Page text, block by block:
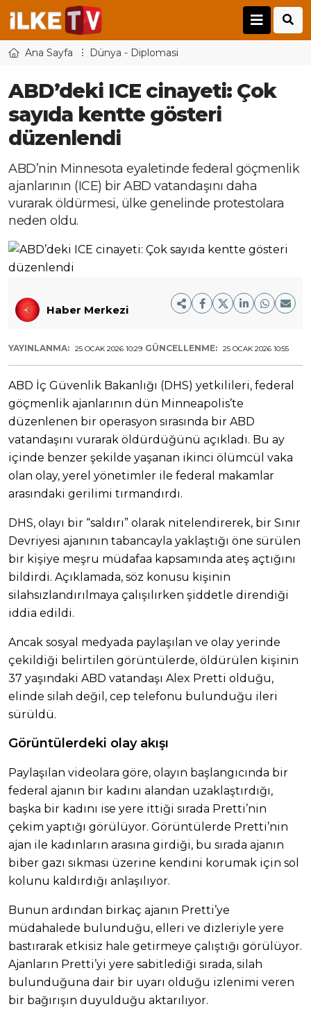
Ana Sayfa Dünya - Diplomasi
ABD’deki ICE cinayeti: Çok
sayıda kentte gösteri
düzenlendi
ABD’nin Minnesota eyaletinde federal göçmenlik
ajanlarının (ICE) bir ABD vatandaşını daha
vurarak öldürmesi, ülke genelinde protestolara
neden oldu.
Haber Merkezi
YAYINLANMA: 25 OCAK 2026 10:29 GÜNCELLENME: 25 OCAK 2026 10:55
ABD İç Güvenlik Bakanlığı (DHS) yetkilileri, federal
göçmenlik ajanlarının dün Minneapolis’te
düzenlenen bir operasyon sırasında bir ABD
vatandaşını vurarak öldürdüğünü açıkladı. Bu ay
içinde benzer şekilde yaşanan ikinci ölümcül vaka
olan olay, yerel yönetimler ile federal makamlar
arasındaki gerilimi tırmandırdı.
DHS, olayı bir “saldırı” olarak nitelendirerek, bir Sınır
Devriyesi ajanının tabancayla yaklaştığı öne sürülen
bir kişiye meşru müdafaa kapsamında ateş açtığını
bildirdi. Açıklamada, söz konusu kişinin
silahsızlandırılmaya çalışılırken şiddetle direndiği
iddia edildi.
Ancak sosyal medyada paylaşılan ve olay yerinde
çekildiği belirtilen görüntülerde, öldürülen kişinin
37 yaşındaki ABD vatandaşı Alex Pretti olduğu,
elinde silah değil, cep telefonu bulunduğu ileri
sürüldü.
Görüntülerdeki olay akışı
Paylaşılan videolara göre, olayın başlangıcında bir
federal ajanın bir kadını alandan uzaklaştırdığı,
başka bir kadını ise yere ittiği sırada Pretti’nin
çekim yaptığı görülüyor. Görüntülerde Pretti’nin
ajan ile kadınların arasına girdiği, bu sırada ajanın
biber gazı sıkması üzerine kendini korumak için sol
kolunu kaldırdığı anlaşılıyor.
Bunun ardından birkaç ajanın Pretti’ye
müdahalede bulunduğu, elleri ve dizleriyle yere
bastırarak etkisiz hale getirmeye çalıştığı görülüyor.
Ajanların Pretti’yi yere sabitlediği sırada, silah
bulunduğuna dair bir uyarı olduğu izlenimi veren
bir bağırışın duyulduğu aktarılıyor.